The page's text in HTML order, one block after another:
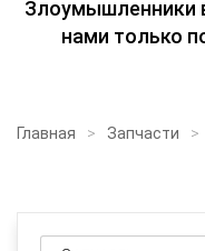
Злоумышленники
нами только
Главная Запчасти